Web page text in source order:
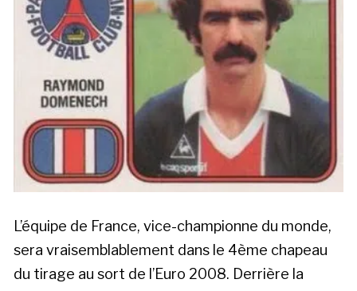
L’équipe de France, vice-championne du monde,
sera vraisemblablement dans le 4ème chapeau
du tirage au sort de l’Euro 2008. Derrière la